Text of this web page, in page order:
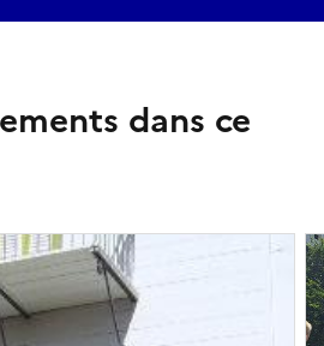
dans ce